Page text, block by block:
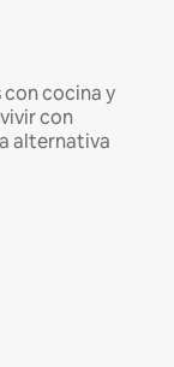
cocina y
con
alternativa